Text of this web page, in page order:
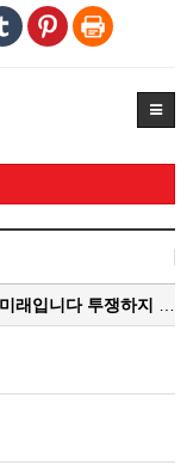
않으면 쟁취하지 못합니다